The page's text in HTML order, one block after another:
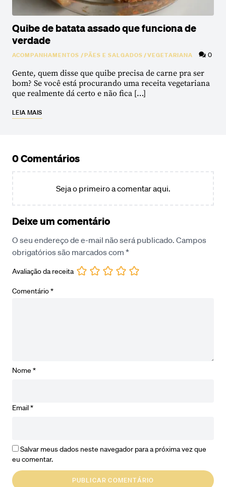
Quibe de batata assado que funciona de
verdade
ACOMPANHAMENTOS /PÃES E SALGADOS/VEGETARIANA 0
Gente, quem disse que quibe precisa de carne pra ser
bom? Se você está procurando uma receita vegetariana
que realmente dá certo e não fica […]
LEIA MAIS
0 Comentários
Seja o primeiro a comentar aqui.
Deixe um comentário
O seu endereço de e-mail não será publicado. Campos
obrigatórios são marcados com *
Avaliação da receita
Comentário*
Nome *
Email*
Salvar meus dados neste navegador para a próxima vez que
eu comentar.